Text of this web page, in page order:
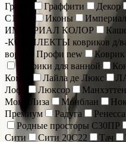
Гранат
Граффити Декор
С17ПР
Иконы Империал
ИМПЕРИАЛ КОЛОР
-КОМПЛЕКТЫ ковриков д/
ворсом Профи new
Коврики для ванной
Комбо
Лайла де Люкс
Лофт
Люксор Манхэттен
Мона Лиза
Монблан
Премиум
Радуга
Родные просторы С30ПР
Сити
Сити 20С22 Тач